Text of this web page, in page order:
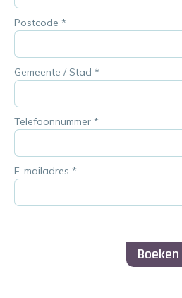
Postcode *
Gemeente / Stad *
Telefoonnummer *
E-mailadres *
Boeken